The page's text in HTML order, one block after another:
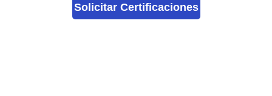
Solicitar Certificaciones